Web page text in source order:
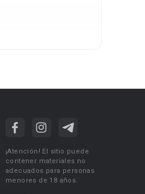
¡Atención! El sitio puede
contener materiales no
adecuados para personas
menores de 18 años.